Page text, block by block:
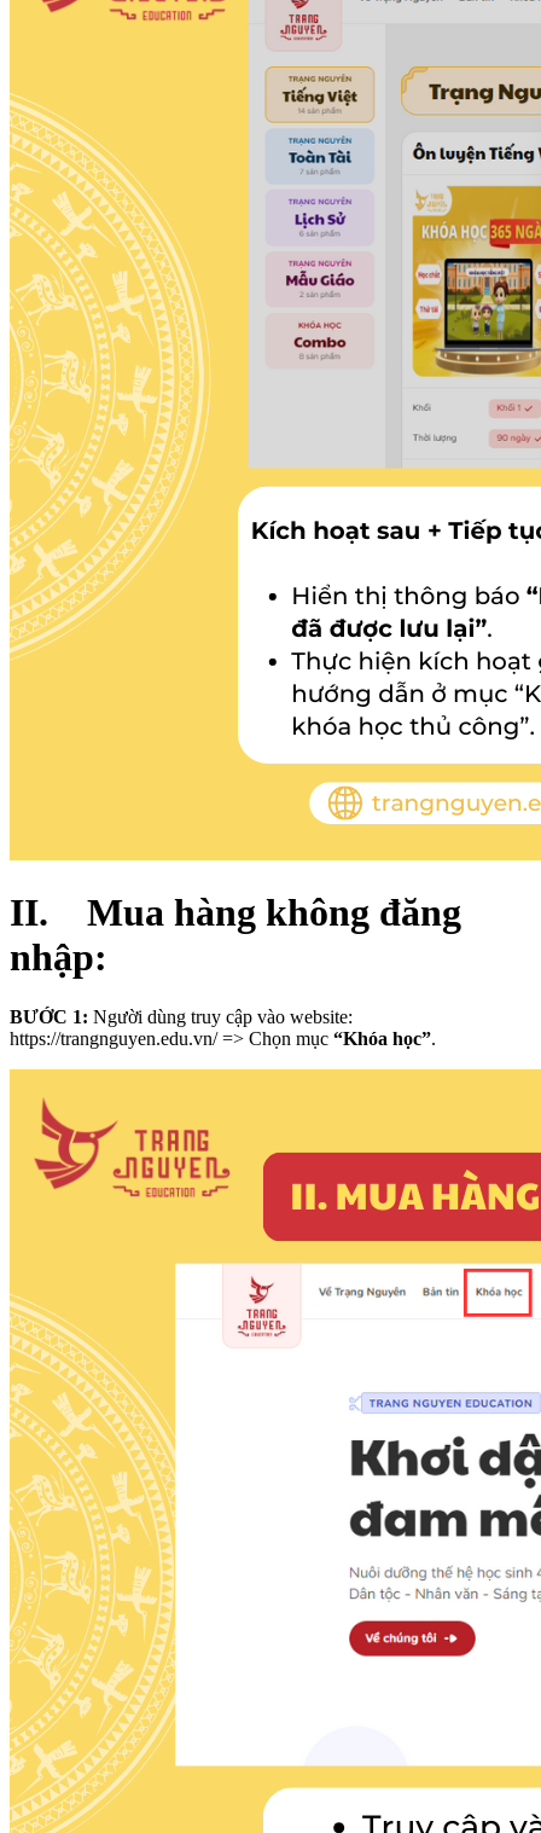
II. Mua hàng không đăng
nhập:
BƯỚC 1: Người dùng truy cập vào website:
https://trangnguyen.edu.vn/ => Chọn mục “Khóa học”.